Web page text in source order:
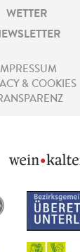
WETTER
IMPRESSUM
& COOKIES